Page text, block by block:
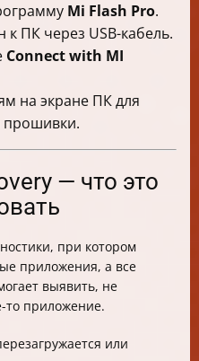
Mi Flash Pro.
ПК через USB-кабель.
Connect with MI
на экране ПК для
прошивки.
— что это
при котором
приложения, а все
выявить, не
то приложение.
или